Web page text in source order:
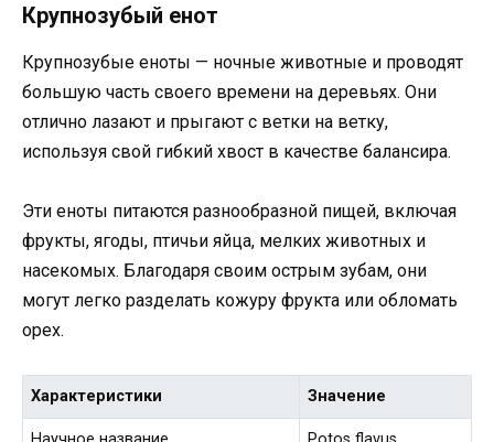
Крупнозубый енот
Крупнозубые еноты — ночные животные и проводят
большую часть своего времени на деревьях. Они
отлично лазают и прыгают с ветки на ветку,
используя свой гибкий хвост в качестве балансира.
Эти еноты питаются разнообразной пищей, включая
фрукты, ягоды, птичьи яйца, мелких животных и
насекомых. Благодаря своим острым зубам, они
могут легко разделать кожуру фрукта или обломать
орех.
Характеристики Значение